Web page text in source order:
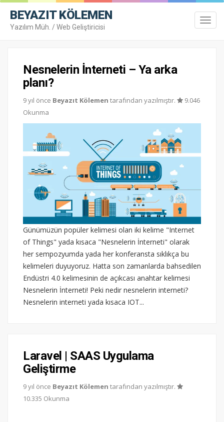
BEYAZIT KÖLEMEN
Yazılım Müh. / Web Geliştiricisi
Nesnelerin İnterneti – Ya arka
planı?
9 yıl önce Beyazıt Kölemen tarafından yazılmıştır.
9.046
Okunma
Günümüzün popüler kelimesi olan iki kelime "Internet
of Things" yada kısaca "Nesnelerin İnterneti" olarak
her sempozyumda yada her konferansta sıklıkça bu
kelimeleri duyuyoruz. Hatta son zamanlarda bahsedilen
Endüstri 4.0 kelimesinin de açıkcası anahtar kelimesi
Nesnelerin İnterneti! Peki nedir nesnelerin interneti?
Nesnelerin interneti yada kısaca IOT...
Laravel | SAAS Uygulama
Geliştirme
9 yıl önce Beyazıt Kölemen tarafından yazılmıştır.
10.335 Okunma